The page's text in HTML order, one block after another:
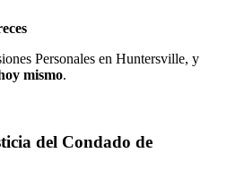
Personales en Huntersville, y
mismo.
del Condado de